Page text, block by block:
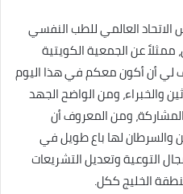
الاتحاد العالمي للطب النفسي
عن الجمعية الكويتية
لي أن أكون معكم في هذا اليوم
والخبراء، ومن الواضح الجهد
ومن المعروف أن
والسرطان لها باع طويل في
التوعية وتعديل التشريعات
الخليج ككل.